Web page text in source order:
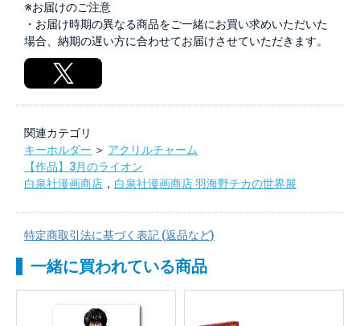
※お届けのご注意
・お届け時期の異なる商品をご一緒にお買い求めいただいた
場合、納期の遅い方に合わせてお届けさせていただきます。
関連カテゴリ
キーホルダー ＞ アクリルチャーム
【作品】3月のライオン
白泉社漫画商店 ， 白泉社漫画商店 羽海野チカの世界展
特定商取引法に基づく表記 (返品など)
一緒に買われている商品